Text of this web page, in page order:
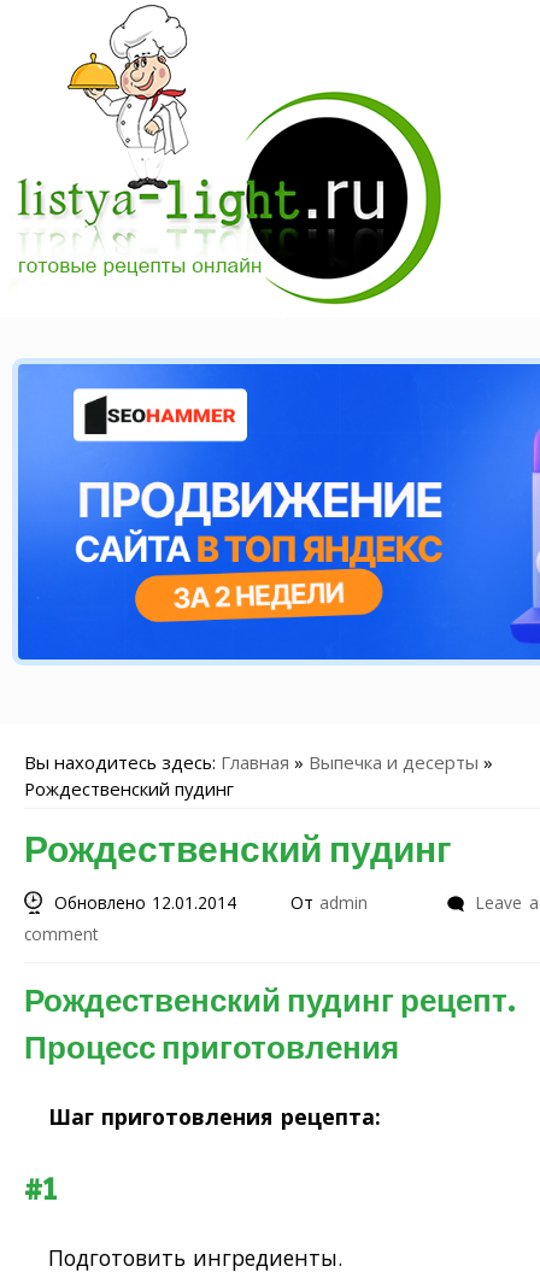
Вы находитесь здесь: Главная » Выпечка и десерты »
Рождественский пудинг
Рождественский пудинг
Обновлено 12.01.2014 От admin
Leave a
comment
Рождественский пудинг рецепт.
Процесс приготовления
Шаг приготовления рецепта:
#1
Подготовить ингредиенты.